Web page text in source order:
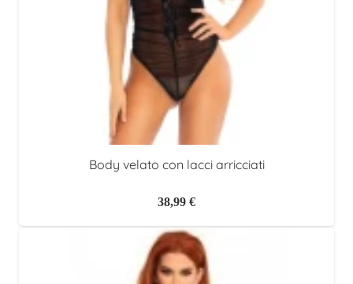
Body velato con lacci arricciati
38,99 €